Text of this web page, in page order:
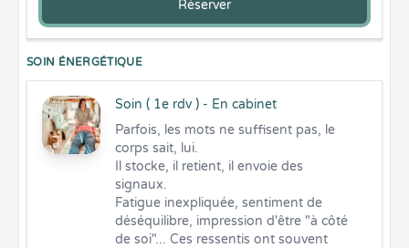
Réserver
SOIN ÉNERGÉTIQUE
Soin ( 1e rdv ) - En cabinet
Parfois, les mots ne suffisent pas, le
corps sait, lui.
Il stocke, il retient, il envoie des
signaux.
Fatigue inexpliquée, sentiment de
déséquilibre, impression d'être "à côté
de soi"... Ces ressentis ont souvent